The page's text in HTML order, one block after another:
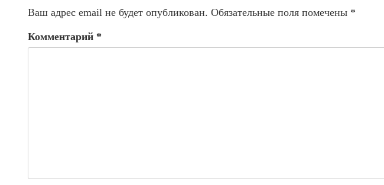
Ваш адрес email не будет опубликован. Обязательные поля помечены *
Комментарий *